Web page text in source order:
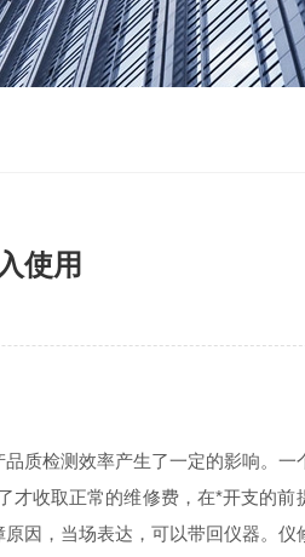
使用
质检测效率产生了一定的影响。一
收取正常的维修费，在*开支的前
因，当场表达，可以带回仪器。仪